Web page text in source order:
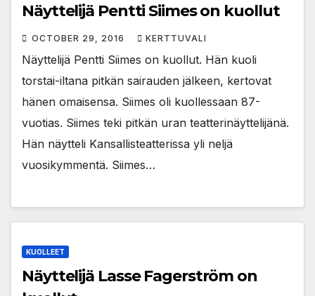
Näyttelijä Pentti Siimes on kuollut
OCTOBER 29, 2016 KERTTUVALI
Näyttelijä Pentti Siimes on kuollut. Hän kuoli
torstai-iltana pitkän sairauden jälkeen, kertovat
hänen omaisensa. Siimes oli kuollessaan 87-
vuotias. Siimes teki pitkän uran teatterinäyttelijänä.
Hän näytteli Kansallisteatterissa yli neljä
vuosikymmentä. Siimes…
KUOLLEET
Näyttelijä Lasse Fagerström on